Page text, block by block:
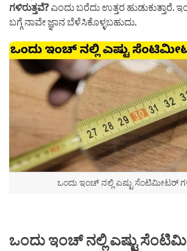
ಗಳಿರುತ್ತವೆ?ಎಂದು ಬರೆದು ಉತ್ತರ
ಬಗ್ಗೆ ನಾವೇ ಜ್ಞಾನ ಬೆಳೆಸಿಕೊಳ್ಳಬಹುದು.
ಒಂದು ಇಂಚ್ ನಲ್ಲಿ ಎಷ್ಟು ಸೆಂಟಿಮೀಟರ್
ಒಂದು ಇಂಚ್ ನಲ್ಲಿ ಎಷ್ಟು